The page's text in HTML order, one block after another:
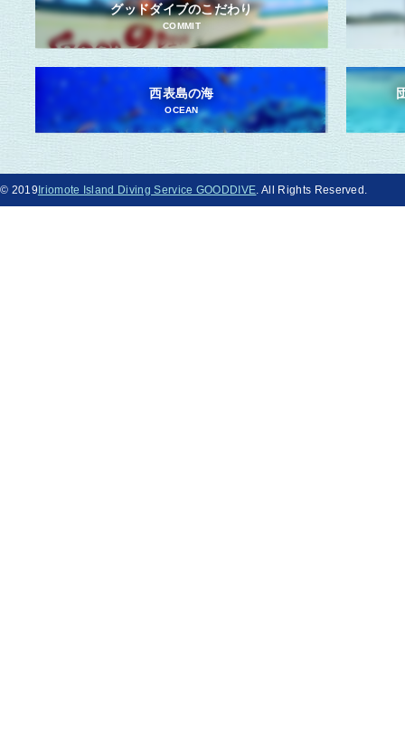
グッドダイブのこだわり
COMMIT
西表島の海
OCEAN
© 2019 Iriomote Island Diving Service GOODDIVE. All Rights Reserved.